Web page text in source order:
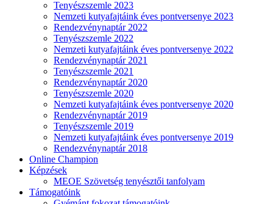
Tenyészszemle 2023
Nemzeti kutyafajtáink éves pontversenye 2023
Rendezvénynaptár 2022
Tenyészszemle 2022
Nemzeti kutyafajtáink éves pontversenye 2022
Rendezvénynaptár 2021
Tenyészszemle 2021
Rendezvénynaptár 2020
Tenyészszemle 2020
Nemzeti kutyafajtáink éves pontversenye 2020
Rendezvénynaptár 2019
Tenyészszemle 2019
Nemzeti kutyafajtáink éves pontversenye 2019
Rendezvénynaptár 2018
Online Champion
Képzések
MEOE Szövetség tenyésztői tanfolyam
Támogatóink